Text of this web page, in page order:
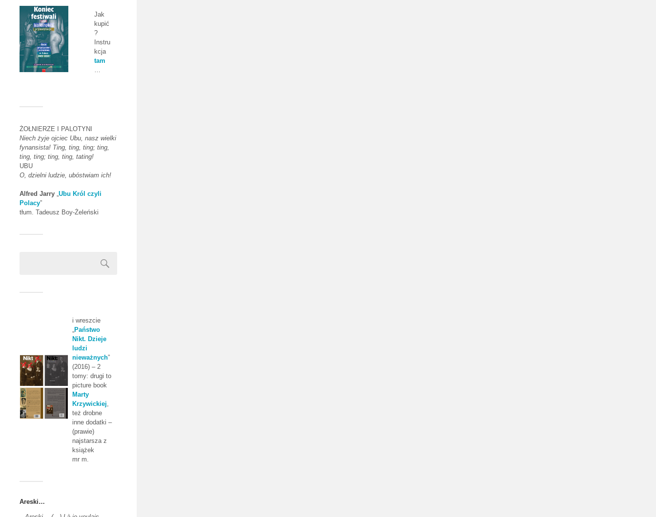
Jak
kupić
?
Instru
kcja
tam
ŻOŁNIERZE I PALOTYNI
Niech żyje ojciec Ubu, nasz wielki
fynansista! Ting, ting, ting; ting,
ting, ting; ting, ting, tating!
UBU
O, dzielni ludzie, ubóstwiam ich!
Alfred Jarry Ubu Król czyli
Polacy”
tłum. Tadeusz Boy-Żeleński
i wreszcie
„Państwo
Nikt. Dzieje
ludzi
nieważnych”
(2016) – 2
tomy: drugi to
picture book
Marty
Krzywickiej,
też drobne
inne dodatki –
(prawie)
najstarsza z
książek
mr m.
Areski…